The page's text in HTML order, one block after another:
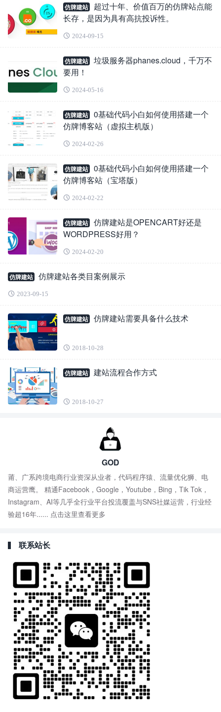
仿牌建站
超过十年、价值百万的仿牌站点能
长存，是因为具有高抗投诉性。
2024-09-15
仿牌建站
垃圾服务器phanes.cloud，千万不
要用！
2024-05-16
仿牌建站
0基础代码小白如何使用搭建一个
仿牌博客站（虚拟主机版）
2024-02-26
仿牌建站
0基础代码小白如何使用搭建一个
仿牌博客站（宝塔版）
2024-02-22
仿牌建站
仿牌建站是OPENCART好还是
WORDPRESS好用？
2024-02-20
仿牌建站 仿牌建站各类目案例展示
2023-09-15
仿牌建站 仿牌建站需要具备什么技术
2018-10-28
仿牌建站 建站流程合作方式
2018-10-27
GOD
莆、广系跨境电商行业资深从业者，代码程序猿、流量优化狮、电
商运营鹰。 精通Facebook，Google，Youtube，Bing，Tik Tok，
Instagram、AI等几乎全行业平台投流覆盖与SNS社媒运营，行业经
验超16年...... 点击这里查看更多
联系站长